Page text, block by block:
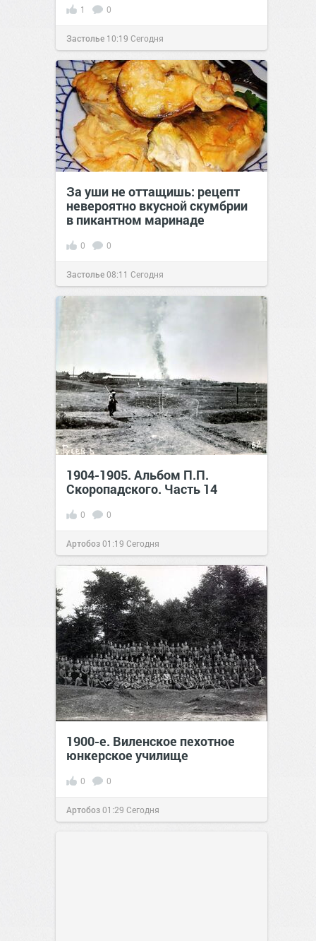
1 0
Застолье 10:19 Сегодня
За уши не оттащишь: рецепт
невероятно вкусной скумбрии
в пикантном маринаде
0 0
Застолье08:11 Сегодня
1904-1905. Альбом П.П.
Скоропадского. Часть 14
0 0
Артобоз01:19 Сегодня
1900-е. Виленское пехотное
юнкерское училище
0 0
Артобоз01:29 Сегодня